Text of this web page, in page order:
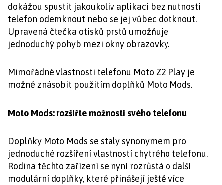
dokážou spustit jakoukoliv aplikaci bez nutnosti
telefon odemknout nebo se jej vůbec dotknout.
Upravená čtečka otisků prstů umožňuje
jednoduchý pohyb mezi okny obrazovky.
Mimořádné vlastnosti telefonu Moto Z2 Play je
možné znásobit použitím doplňků Moto Mods.
Moto Mods: rozšiřte možnosti svého telefonu
Doplňky Moto Mods se staly synonymem pro
jednoduché rozšíření vlastností chytrého telefonu.
Rodina těchto zařízení se nyní rozrůstá o další
modulární doplňky, které přinášejí ještě více